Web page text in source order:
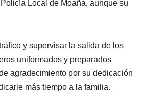
Local de Moaña, aunque su
y supervisar la salida de los
uniformados y preparados
agradecimiento por su dedicación
más tiempo a la familia.